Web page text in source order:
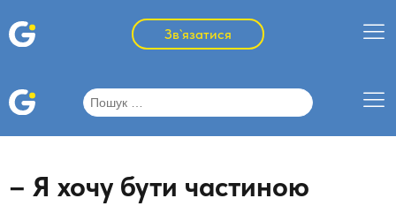
Зв`язатися
Пошук:
– Я хочу бути частиною